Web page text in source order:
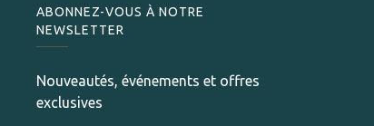
ABONNEZ-VOUS À NOTRE
NEWSLETTER
Nouveautés, événements et offres
exclusives